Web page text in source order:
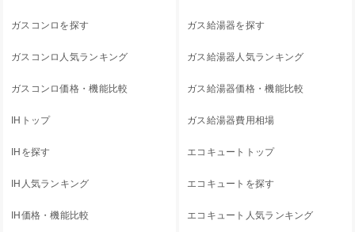
ガスコンロを探す
ガスコンロ人気ランキング
ガスコンロ価格・機能比較
IHトップ
IHを探す
IH人気ランキング
IH価格・機能比較
ガス給湯器を探す
ガス給湯器人気ランキング
ガス給湯器価格・機能比較
ガス給湯器費用相場
エコキュートトップ
エコキュートを探す
エコキュート人気ランキング